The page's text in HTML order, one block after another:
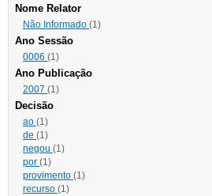
Nome Relator
Não Informado (1)
Ano Sessão
0006 (1)
Ano Publicação
2007 (1)
Decisão
ao (1)
de (1)
negou (1)
por (1)
provimento (1)
recurso (1)